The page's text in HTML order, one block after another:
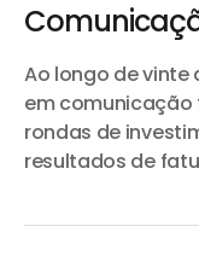
Ao longo de vinte
em comunicação
rondas de
resultados de